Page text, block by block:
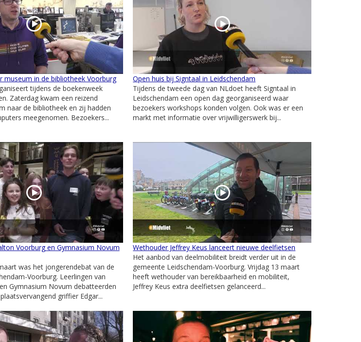
museum in de bibliotheek Voorburg
tijdens de boekenweek
Zaterdag kwam een reizend
naar de bibliotheek en zij hadden
meegenomen. Bezoekers...
Open huis bij Signtaal in Leidschendam
Tijdens de tweede dag van NLdoet heeft Signtaal in
Leidschendam een open dag georganiseerd waar
bezoekers workshops konden volgen. Ook was er een
markt met informatie over vrijwilligerswerk bij...
Voorburg en Gymnasium Novum
was het jongerendebat van de
Voorburg. Leerlingen van
Gymnasium Novum debatteerden
griffier Edgar...
Wethouder Jeffrey Keus lanceert nieuwe deelfietsen
Het aanbod van deelmobiliteit breidt verder uit in de
gemeente Leidschendam-Voorburg. Vrijdag 13 maart
heeft wethouder van bereikbaarheid en mobiliteit,
Jeffrey Keus extra deelfietsen gelanceerd...